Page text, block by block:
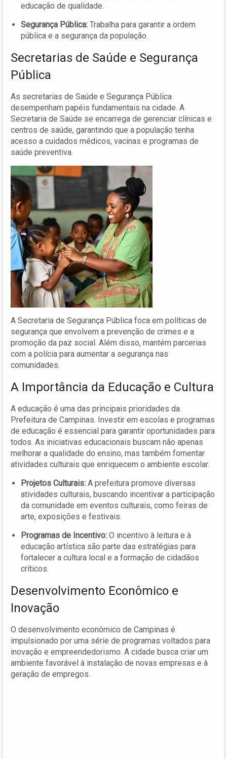
educação de qualidade.
Segurança Pública: Trabalha para garantir a ordem
pública e a segurança da população.
Secretarias de Saúde e Segurança
Pública
As secretarias de Saúde e Segurança Pública
desempenham papéis fundamentais na cidade. A
Secretaria de Saúde se encarrega de gerenciar clínicas e
centros de saúde, garantindo que a população tenha
acesso a cuidados médicos, vacinas e programas de
saúde preventiva.
A Secretaria de Segurança Pública foca em políticas de
segurança que envolvem a prevenção de crimes e a
promoção da paz social. Além disso, mantém parcerias
com a polícia para aumentar a segurança nas
comunidades.
A Importância da Educação e Cultura
A educação é uma das principais prioridades da
Prefeitura de Campinas. Investir em escolas e programas
de educação é essencial para garantir oportunidades para
todos. As iniciativas educacionais buscam não apenas
melhorar a qualidade do ensino, mas também fomentar
atividades culturais que enriquecem o ambiente escolar.
Projetos Culturais: A prefeitura promove diversas
atividades culturais, buscando incentivar a participação
da comunidade em eventos culturais, como feiras de
arte, exposições e festivais.
Programas de Incentivo: O incentivo à leitura e à
educação artística são parte das estratégias para
fortalecer a cultura local e a formação de cidadãos
críticos.
Desenvolvimento Econômico e
Inovação
O desenvolvimento econômico de Campinas é
impulsionado por uma série de programas voltados para
inovação e empreendedorismo. A cidade busca criar um
ambiente favorável à instalação de novas empresas e à
geração de empregos.